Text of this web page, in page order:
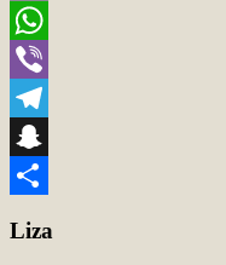
Email
WhatsApp
Viber
Telegram
Snapchat
Liza